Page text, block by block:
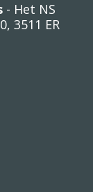
- Het NS
3511 ER